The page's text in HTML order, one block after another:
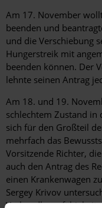
Am 17. November
beenden und
und die Verschiebung
Hungerstreik mit
beenden können. Der
lehnte seinen Antrag
Am 18. und 19.
schlechtem Zustand in
sich für den Großteil
mehrfach das
Vorsitzende Richter,
auch den Antrag des
einen Krankenwagen
Sergey Krivov
Verhandlungsfähigkeit